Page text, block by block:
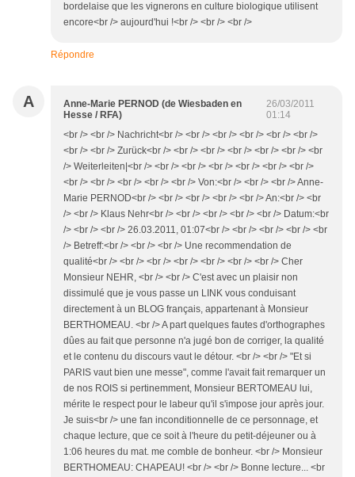
bordelaise que les vignerons en culture biologique utilisent
encore<br /> aujourd'hui !<br /> <br /> <br />
Répondre
A
Anne-Marie PERNOD (de Wiesbaden en
Hesse / RFA)
26/03/2011
01:14
<br /> <br /> Nachricht<br /> <br /> <br /> <br /> <br /> <br />
<br /> <br /> Zurück<br /> <br /> <br /> <br /> <br /> <br /> <br
/> Weiterleiten|<br /> <br /> <br /> <br /> <br /> <br /> <br />
<br /> <br /> <br /> <br /> <br /> Von:<br /> <br /> <br /> Anne-
Marie PERNOD<br /> <br /> <br /> <br /> <br /> An:<br /> <br
/> <br /> Klaus Nehr<br /> <br /> <br /> <br /> <br /> Datum:<br
/> <br /> <br /> 26.03.2011, 01:07<br /> <br /> <br /> <br /> <br
/> Betreff:<br /> <br /> <br /> Une recommendation de
qualité<br /> <br /> <br /> <br /> <br /> <br /> <br /> Cher
Monsieur NEHR, <br /> <br /> C'est avec un plaisir non
dissimulé que je vous passe un LINK vous conduisant
directement à un BLOG français, appartenant à Monsieur
BERTHOMEAU. <br /> A part quelques fautes d'orthographes
dûes au fait que personne n'a jugé bon de corriger, la qualité
et le contenu du discours vaut le détour. <br /> <br /> "Et si
PARIS vaut bien une messe", comme l'avait fait remarquer un
de nos ROIS si pertinemment, Monsieur BERTOMEAU lui,
mérite le respect pour le labeur qu'il s'impose jour après jour.
Je suis<br /> une fan inconditionnelle de ce personnage, et
chaque lecture, que ce soit à l'heure du petit-déjeuner ou à
1:06 heures du mat. me comble de bonheur. <br /> Monsieur
BERTHOMEAU: CHAPEAU! <br /> <br /> Bonne lecture... <br